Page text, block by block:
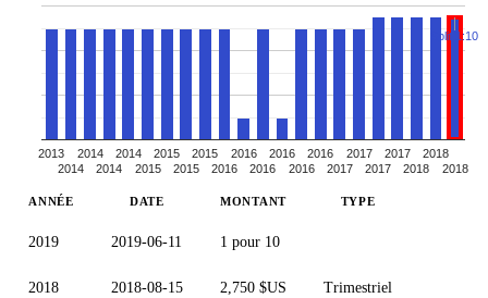
2013
2014
2014
2014
2014
2015
2015
2015
2015
2016
2016
2016
2016
2016
2016
2017
2017
2017
2017
2018
2018
2018
Split 1:10
ANNÉE DATE MONTANT TYPE
2019 2019-06-11 1 pour 10
2018 2018-08-15 2,750 $US Trimestriel